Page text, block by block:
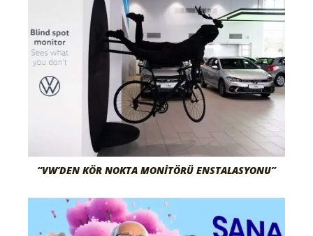
“VW’DEN KÖR NOKTA MONITÖRÜ ENSTALASYONU”